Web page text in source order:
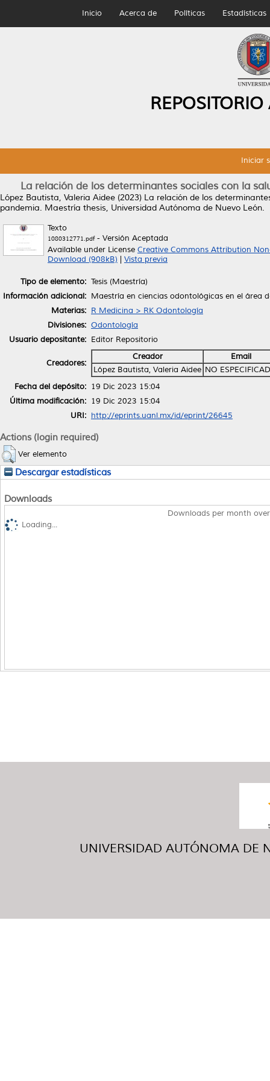
Inicio Acerca de Políticas Estadísticas
Iniciar
La relación de los determinantes sociales con la
López Bautista, Valeria Aidee (2023) La relación de los
pandemia. Maestría thesis, Universidad Autónoma de Nuevo León.
Texto
1080312771.pdf- Versión Aceptada
Available under License Creative Commons Attribution
Download (908kB)
Vista previa
Tipo de elemento: Tesis (Maestría)
Información adicional: Maestría en ciencias odontológicas en el área
Materias: R Medicina > RK Odontología
Divisiones: Odontología
Usuario depositante: Editor Repositorio
Creadores:
Creador
Email
López Bautista, Valeria Aidee NO
Fecha del depósito: 19 Dic 2023 15:04
Última modificación: 19 Dic 2023 15:04
URI: http://eprints.uanl.mx/id/eprint/26645
Actions (login required)
Ver elemento
Descargar estadísticas
Downloads
Downloads per month
Loading...
UNIVERSIDAD AUTÓNOMA DE